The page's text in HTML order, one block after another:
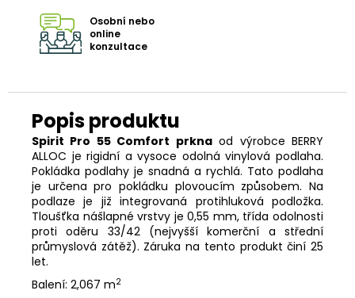
Osobní nebo
online
konzultace
Spirit Pro 55 Comfort prknaod výrobce BERRY
ALLOC je rigidní a vysoce odolná vinylová podlaha.
Pokládka podlahy je snadná a rychlá. Tato podlaha
je určena pro pokládku plovoucím způsobem. Na
podlaze je již integrovaná protihluková podložka.
Tloušťka nášlapné vrstvy je 0,55 mm, třída odolnosti
proti oděru 33/42 (nejvyšší komerční a střední
průmyslová zátěž). Záruka na tento produkt činí 25
let.
Balení: 2,067 m2